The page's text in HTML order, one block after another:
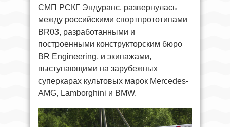
СМП РСКГ Эндуранс, развернулась
между российскими спортпрототипами
BR03, разработанными и
построенными конструкторским бюро
BR Engineering, и экипажами,
выступающими на зарубежных
суперкарах культовых марок Mercedes-
AMG, Lamborghini и BMW.